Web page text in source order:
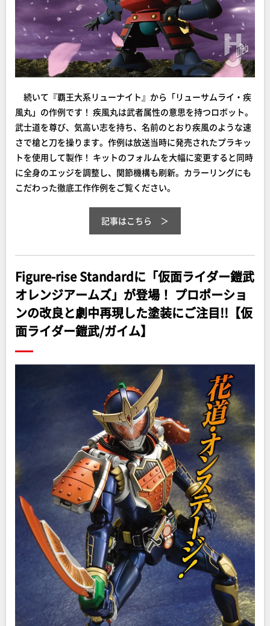
続いて『覇王大系リューナイト』から「リューサムライ・疾
風丸」の作例です！ 疾風丸は武者属性の意思を持つロボット。
武士道を尊び、気高い志を持ち、名前のとおり疾風のような速
さで槍と刀を操ります。作例は放送当時に発売されたプラキッ
トを使用して製作！ キットのフォルムを大幅に変更すると同時
に全身のエッジを調整し、関節機構も刷新。カラーリングにも
こだわった徹底工作作例をご覧ください。
記事はこちら
Figure-rise Standardに「仮面ライダー鎧武
オレンジアームズ」が登場！ プロポーショ
ンの改良と劇中再現した塗装にご注目!!【仮
面ライダー鎧武/ガイム】